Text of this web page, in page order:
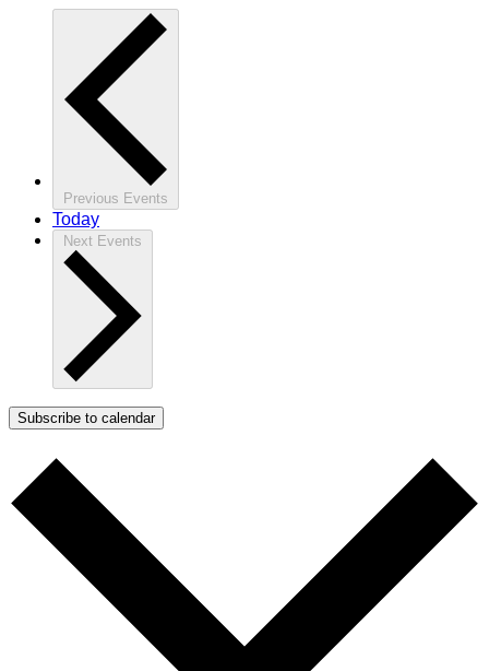
Previous Events
Today
Next Events
Subscribe to calendar